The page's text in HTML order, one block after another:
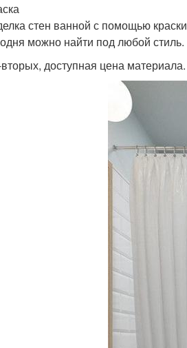
стен ванной с помощью
можно найти под любой стиль.
доступная цена